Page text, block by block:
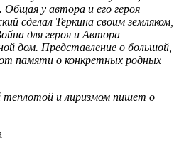
Общая у автора и его героя
сделал Теркина своим земляком,
для героя и Автора
дом. Представление о большой,
памяти о конкретных родных
теплотой и лиризмом пишет о